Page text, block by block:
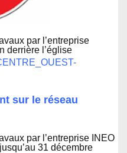
par l’entreprise
derrière l’église
sur le réseau
par l’entreprise INEO
31 décembre